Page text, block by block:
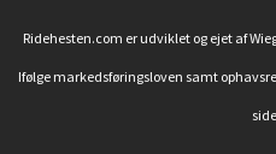
Ridehesten.com er udviklet og ejet af
Ifølge markedsføringsloven samt